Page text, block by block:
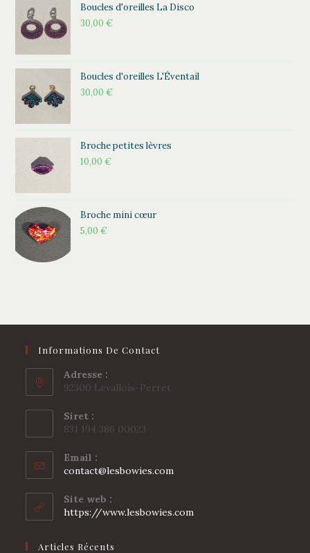
Boucles d'oreilles La Disco
30,00€
Boucles d'oreilles L'Éventail
30,00€
Broche petites lèvres
10,00€
Broche mini cœur
5,00€
Informations De Contact
Adresse :
92300 Levallois-Perret
Siret :
831 194 386 00023
Email :
contact@lesbowies.com
Site web :
https://www.lesbowies.com
Articles Récents